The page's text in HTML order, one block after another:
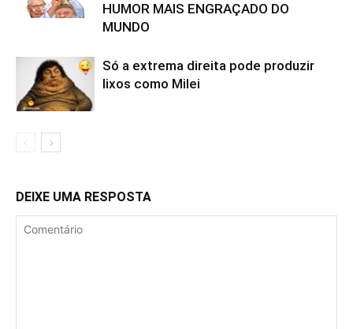
HUMOR MAIS ENGRAÇADO DO
MUNDO
Só a extrema direita pode produzir
lixos como Milei
DEIXE UMA RESPOSTA